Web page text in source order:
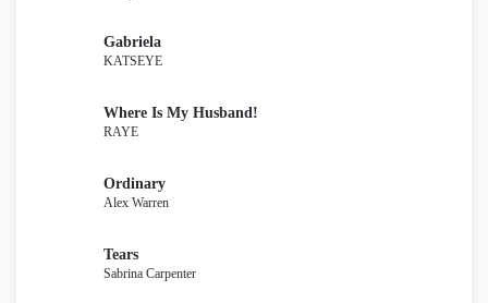
Gabriela
KATSEYE
Where Is My Husband!
RAYE
Ordinary
Alex Warren
Tears
Sabrina Carpenter